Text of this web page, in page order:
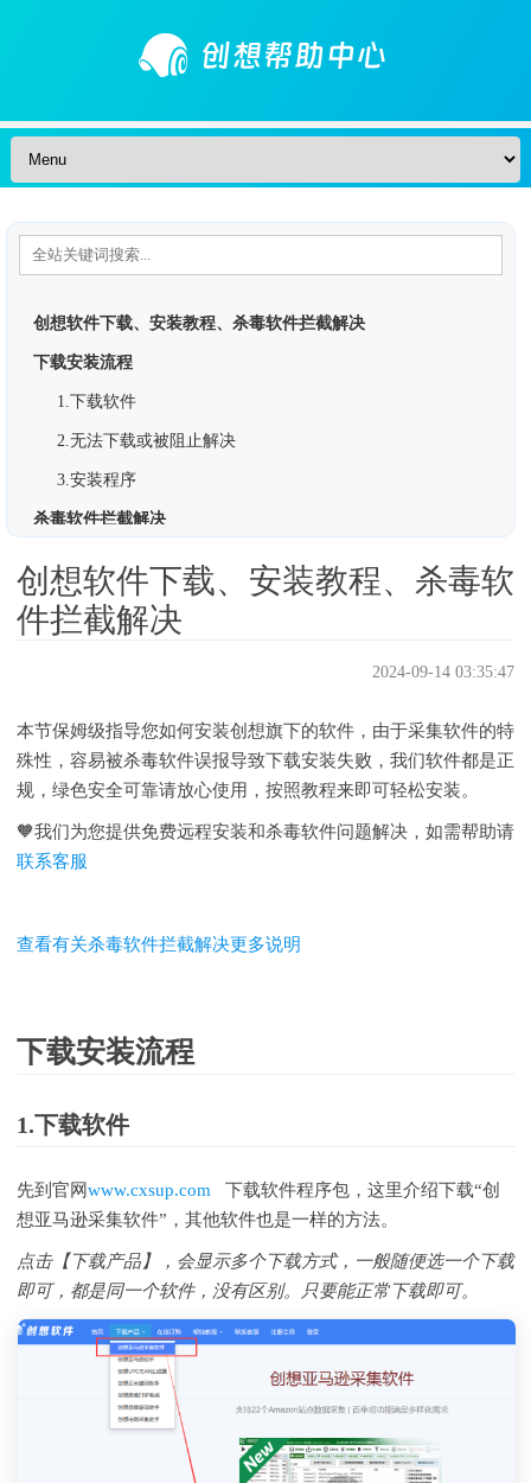
Skip to content
创想软件下载、安装教程、杀毒软件拦截解决
下载安装流程
1.下载软件
2.无法下载或被阻止解决
3.安装程序
杀毒软件拦截解决
情况二：提示智能应用控制 一部分已被阻止
情况三：安装了360、金山等杀毒软件拦截解决
🖥️安装后文件丢失、提示软件不存在如何解决?
🖥️安装后提示您没有权限如何解决?
🖥️安装后打开软件提示“潜在病毒垃圾”如何解决?
1.进入Windows安全中心（系统自带杀毒）
2.避免再被删除，加入白名单
苹果电脑mac系统使用软件说明
杀毒软件误报说明
苹果电脑和ARM芯片电脑使用教程
程序运行乱码解决
创想软件下载、安装教程、杀毒软
件拦截解决
2024-09-14 03:35:47
本节保姆级指导您如何安装创想旗下的软件，由于采集软件的特
殊性，容易被杀毒软件误报导致下载安装失败，我们软件都是正
规，绿色安全可靠请放心使用，按照教程来即可轻松安装。
🧡我们为您提供免费远程安装和杀毒软件问题解决，如需帮助请
联系客服
查看有关杀毒软件拦截解决更多说明
下载安装流程
1.下载软件
先到官网www.cxsup.com
下载软件程序包，这里介绍下载“创
想亚马逊采集软件”，其他软件也是一样的方法。
点击【下载产品】，会显示多个下载方式，一般随便选一个下载
即可，都是同一个软件，没有区别。只要能正常下载即可。